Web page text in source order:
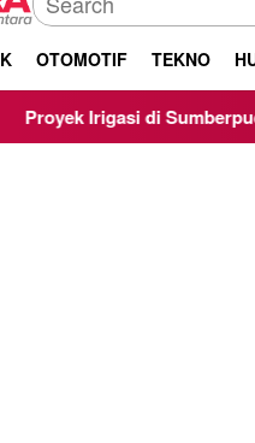
OTOMOTIF TEKNO
Disorot: